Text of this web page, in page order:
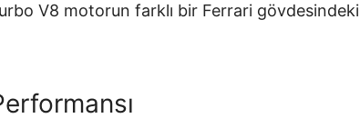
V8 motorun farklı bir Ferrari gövdesindeki